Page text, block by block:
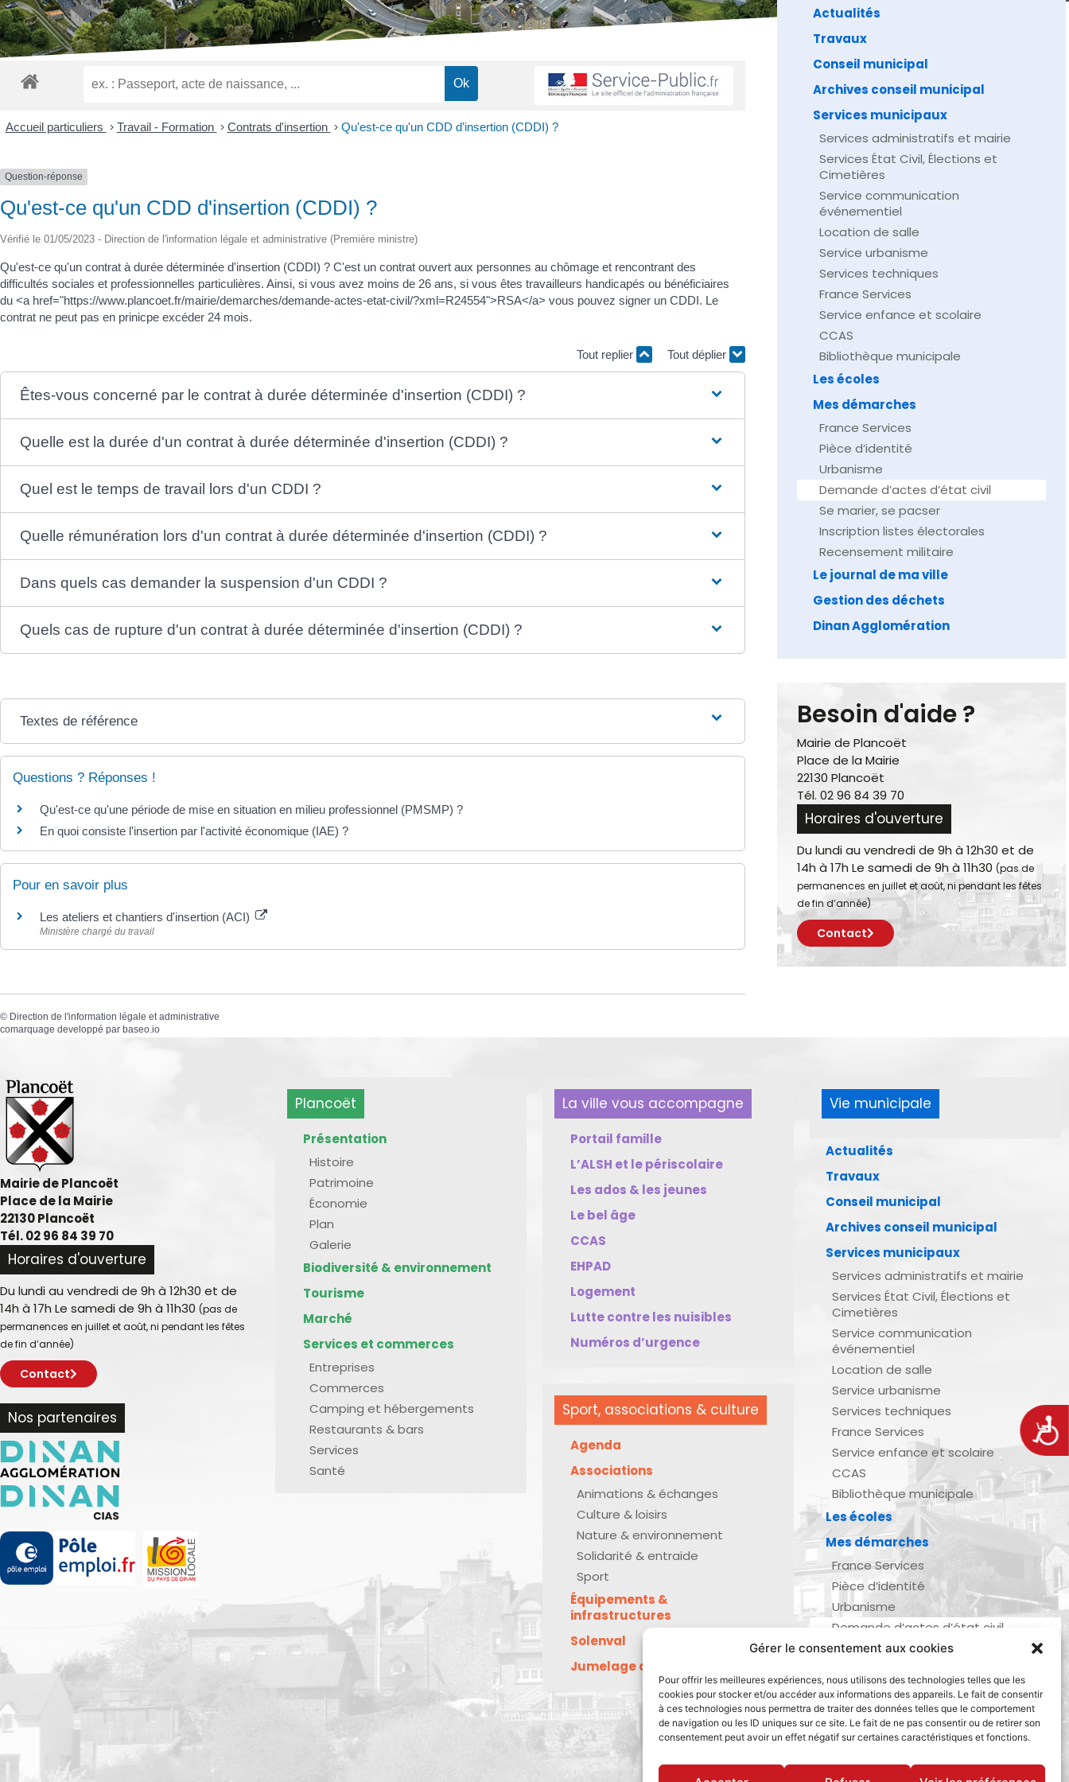
qui
utilisent
un
lecteur
d'écran ;
sur
pour
un
d'accessibilité.
Gérer le consentement aux cookies
Pour offrir les meilleures expériences, nous utilisons des technologies telles que les
cookies pour stocker et/ou accéder aux informations des appareils. Le fait de consentir
à ces technologies nous permettra de traiter des données telles que le comportement
de navigation ou les ID uniques sur ce site. Le fait de ne pas consentir ou de retirer son
consentement peut avoir un effet négatif sur certaines caractéristiques et fonctions.
Accueil particuliers > Travail - Formation > Contrats d'insertion > Qu'est-ce qu'un CDD d'insertion (CDDI) ?
Question-réponse
Qu'est-ce qu'un CDD d'insertion (CDDI) ?
Vérifié le 01/05/2023 - Direction de l'information légale et administrative (Première ministre)
Qu'est-ce qu'un contrat à durée déterminée d'insertion (CDDI) ? C'est un contrat ouvert aux personnes au chômage et rencontrant des
difficultés sociales et professionnelles particulières. Ainsi, si vous avez moins de 26 ans, si vous êtes travailleurs handicapés ou bénéficiaires
du <a href="https://www.plancoet.fr/mairie/demarches/demande-actes-etat-civil/?xml=R24554">RSA</a> vous pouvez signer un CDDI. Le
contrat ne peut pas en prinicpe excéder 24 mois.
Tout replier Tout déplier
Êtes-vous concerné par le contrat à durée déterminée d'insertion (CDDI) ?
Quelle est la durée d'un contrat à durée déterminée d'insertion (CDDI) ?
Quel est le temps de travail lors d'un CDDI ?
Quelle rémunération lors d'un contrat à durée déterminée d'insertion (CDDI) ?
Dans quels cas demander la suspension d'un CDDI ?
Quels cas de rupture d'un contrat à durée déterminée d'insertion (CDDI) ?
Textes de référence
Questions ? Réponses !
Qu'est-ce qu'une période de mise en situation en milieu professionnel (PMSMP) ?
En quoi consiste l'insertion par l'activité économique (IAE) ?
Pour en savoir plus
Les ateliers et chantiers d'insertion (ACI)
Ministère chargé du travail
© Direction de l'information légale et administrative
comarquage developpé par baseo.io
Actualités
Travaux
Conseil municipal
Archives conseil municipal
Services municipaux
Services administratifs et mairie
Services État Civil, Élections et
Cimetières
Service communication
événementiel
Location de salle
Service urbanisme
Services techniques
France Services
Service enfance et scolaire
CCAS
Bibliothèque municipale
Les écoles
Mes démarches
France Services
Pièce d’identité
Urbanisme
Demande d’actes d’état civil
Se marier, se pacser
Inscription listes électorales
Recensement militaire
Le journal de ma ville
Gestion des déchets
Dinan Agglomération
Besoin d'aide ?
Mairie de Plancoët
Place de la Mairie
22130 Plancoët
Tél. 02 96 84 39 70
Horaires d'ouverture
Du lundi au vendredi de 9h à 12h30 et de
14h à 17h Le samedi de 9h à 11h30 (pas de
permanences en juillet et août, ni pendant les fêtes
de fin d’année)
Contact
Mairie de Plancoët
Place de la Mairie
22130 Plancoët
Tél. 02 96 84 39 70
Horaires d'ouverture
Du lundi au vendredi de 9h à 12h30 et de
14h à 17h Le samedi de 9h à 11h30 (pas de
permanences en juillet et août, ni pendant les fêtes
de fin d’année)
Contact
Nos partenaires
Plancoët
Présentation
Histoire
Patrimoine
Économie
Plan
Galerie
Biodiversité & environnement
Tourisme
Marché
Services et commerces
Entreprises
Commerces
Camping et hébergements
Restaurants & bars
Services
Santé
La ville vous accompagne
Portail famille
L’ALSH et le périscolaire
Les ados & les jeunes
Le bel âge
CCAS
EHPAD
Logement
Lutte contre les nuisibles
Numéros d’urgence
Sport, associations & culture
Agenda
Associations
Animations & échanges
Culture & loisirs
Nature & environnement
Solidarité & entraide
Sport
Équipements &
infrastructures
Solenval
Jumelage avec Kreuzau
Vie municipale
Actualités
Travaux
Conseil municipal
Archives conseil municipal
Services municipaux
Services administratifs et mairie
Services État Civil, Élections et
Cimetières
Service communication
événementiel
Location de salle
Service urbanisme
Services techniques
France Services
Service enfance et scolaire
CCAS
Bibliothèque municipale
Les écoles
Mes démarches
France Services
Pièce d’identité
Urbanisme
Demande d’actes d’état civil
Se marier, se pacser
Recensement militaire
Le journal de ma ville
Gestion des déchets
Dinan Agglomération